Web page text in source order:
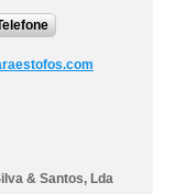
& Santos, Lda